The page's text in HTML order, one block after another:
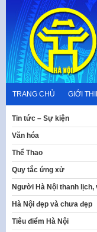
content
TRANG CHỦ GIỚI
Tin tức – Sự kiện
Văn hóa
Thể Thao
Quy tắc ứng xử
Người Hà Nội thanh lịch,
Hà Nội đẹp và chưa đẹp
Tiêu điểm Hà Nội